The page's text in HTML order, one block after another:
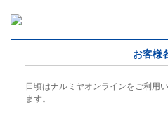
お客様
日頃はナルミヤオンラインをご利用
ます。